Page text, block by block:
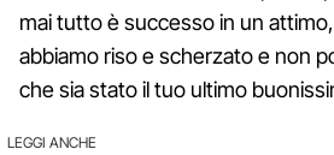
mai tutto è successo in un
abbiamo riso e scherzato e non
che sia stato il tuo ultimo
LEGGI ANCHE